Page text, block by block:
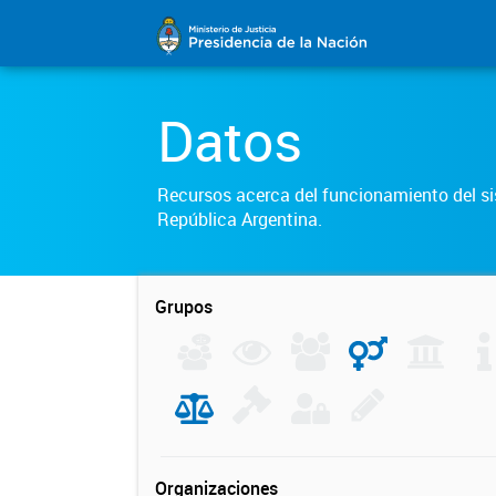
Datos
Recursos acerca del funcionamiento del
República Argentina.
Grupos
Organizaciones